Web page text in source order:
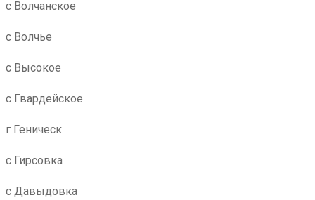
с Волчанское
с Волчье
с Высокое
с Гвардейское
г Геническ
с Гирсовка
с Давыдовка